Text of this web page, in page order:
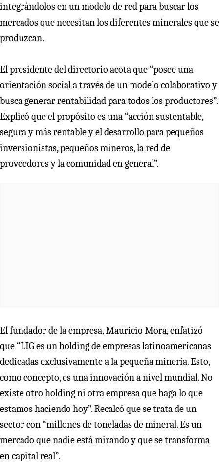
integrándolos en un modelo de red para buscar los
mercados que necesitan los diferentes minerales que se
produzcan.
El presidente del directorio acota que “posee una
orientación social a través de un modelo colaborativo y
busca generar rentabilidad para todos los productores”.
Explicó que el propósito es una “acción sustentable,
segura y más rentable y el desarrollo para pequeños
inversionistas, pequeños mineros, la red de
proveedores y la comunidad en general”.
El fundador de la empresa, Mauricio Mora, enfatizó
que “LIG es un holding de empresas latinoamericanas
dedicadas exclusivamente a la pequeña minería. Esto,
como concepto, es una innovación a nivel mundial. No
existe otro holding ni otra empresa que haga lo que
estamos haciendo hoy”. Recalcó que se trata de un
sector con “millones de toneladas de mineral. Es un
mercado que nadie está mirando y que se transforma
en capital real”.